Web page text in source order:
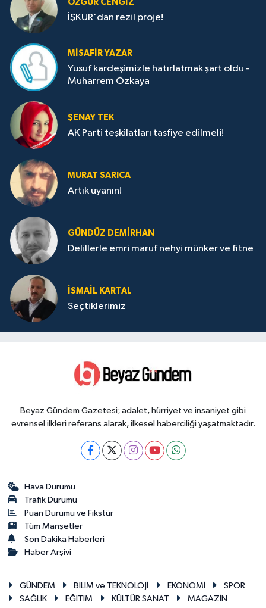
ÖZGÜR CENGIZ
İŞKUR'dan rezil proje!
MISAFIR YAZAR
Yusuf kardeşimizle hatırlatmak şart oldu -
Muharrem Özkaya
ŞENAY TEK
AK Parti teşkilatları tasfiye edilmeli!
MURAT SARICA
Artık uyanın!
GÜNDÜZ DEMIRHAN
Delillerle emri maruf nehyi münker ve fitne
İSMAIL KARTAL
Seçtiklerimiz
Beyaz Gündem Gazetesi; adalet, hürriyet ve insaniyet gibi
evrensel ilkleri referans alarak, ilkesel haberciliği yaşatmaktadır.
Hava Durumu
Trafik Durumu
Puan Durumu ve Fikstür
Tüm Manşetler
Son Dakika Haberleri
Haber Arşivi
GÜNDEM BİLİM ve TEKNOLOJİ EKONOMİ
SPOR
SAĞLIK
EĞİTİM KÜLTÜR SANAT
MAGAZİN